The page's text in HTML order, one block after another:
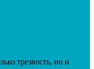
трезвость, но и